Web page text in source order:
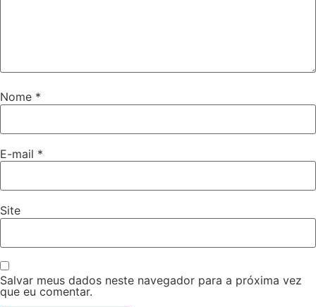
Nome *
E-mail *
Site
Salvar meus dados neste navegador para a próxima vez
que eu comentar.